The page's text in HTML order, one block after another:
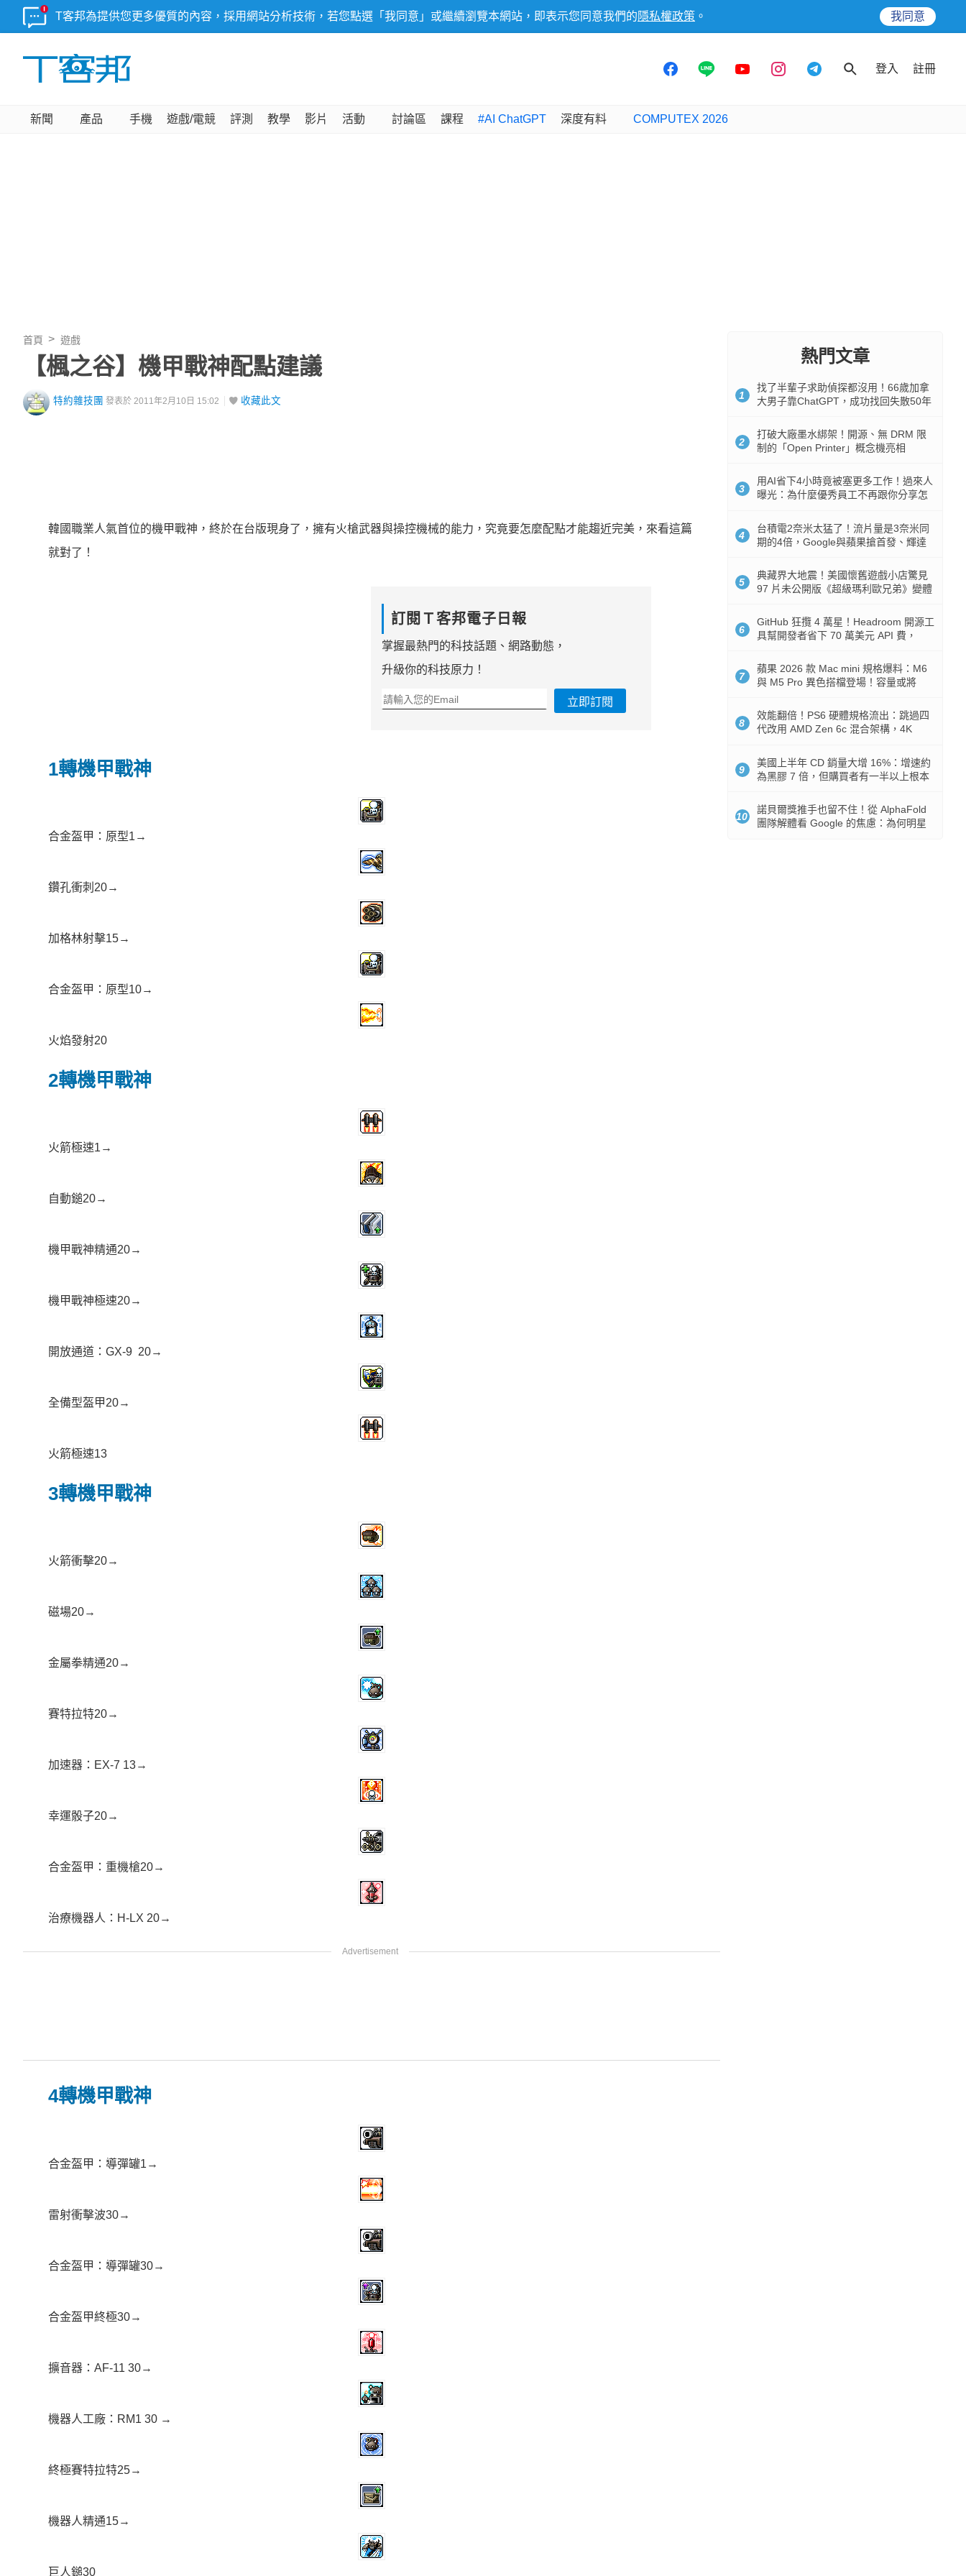
T客邦為提供您更多優質的內容，採用網站分析技術，若您點選「我同意」或繼續瀏覽本網站，即表示您同意我們的 隱私權政策 。 我同意
登入 註冊
新聞 產品 手機 遊戲/電競 評測 教學 影片 活動 討論區 課程 #AI ChatGPT 深度有料 COMPUTEX 2026
首頁 遊戲
【楓之谷】機甲戰神配點建議
特約雜技團 發表於 2011年2月10日 15:02 收藏此文
韓國職業人氣首位的機甲戰神，終於在台版現身了，擁有火槍武器與操控機械的能力，究竟要怎麼配點才能趨近完美，來看這篇
就對了！
訂閱Ｔ客邦電子日報
掌握最熱門的科技話題、網路動態，
升級你的科技原力！
立即訂閱
1轉機甲戰神
合金盔甲：原型1→
鑽孔衝刺20→
加格林射擊15→
合金盔甲：原型10→
火焰發射20
2轉機甲戰神
火箭極速1→
自動鎚20→
機甲戰神精通20→
機甲戰神極速20→
開放通道：GX-9 20→
全備型盔甲20→
火箭極速13
3轉機甲戰神
火箭衝擊20→
磁場20→
金屬拳精通20→
賽特拉特20→
加速器：EX-7 13→
幸運骰子20→
合金盔甲：重機槍20→
治療機器人：H-LX 20→
4轉機甲戰神
合金盔甲：導彈罐1→
雷射衝擊波30→
合金盔甲：導彈罐30→
合金盔甲終極30→
擴音器：AF-11 30→
機器人工廠：RM1 30 →
終極賽特拉特25→
機器人精通15→
巨人鎚30
熱門文章
1
找了半輩子求助偵探都沒用！66歲加拿
大男子靠ChatGPT，成功找回失散50年
2
打破大廠墨水綁架！開源、無 DRM 限
制的「Open Printer」概念機亮相
3
用AI省下4小時竟被塞更多工作！過來人
曝光：為什麼優秀員工不再跟你分享怎
4
台積電2奈米太猛了！流片量是3奈米同
期的4倍，Google與蘋果搶首發、輝達
5
典藏界大地震！美國懷舊遊戲小店驚見
97 片未公開版《超級瑪利歐兄弟》變體
6
GitHub 狂攬 4 萬星！Headroom 開源工
具幫開發者省下 70 萬美元 API 費，
7
蘋果 2026 款 Mac mini 規格爆料：M6
與 M5 Pro 異色搭檔登場！容量或將
8
效能翻倍！PS6 硬體規格流出：跳過四
代改用 AMD Zen 6c 混合架構，4K
9
美國上半年 CD 銷量大增 16%：增速約
為黑膠 7 倍，但購買者有一半以上根本
10
諾貝爾獎推手也留不住！從 AlphaFold
團隊解體看 Google 的焦慮：為何明星